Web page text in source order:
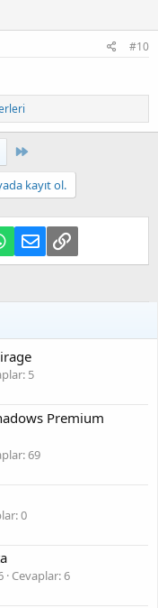
#10
Son
kayıt ol.
WhatsApp
E-postaLink
5
Premium
69
0
Cevaplar: 6